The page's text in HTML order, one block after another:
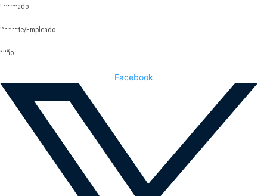
Egresado
Docente/Empleado
Niño
Facebook